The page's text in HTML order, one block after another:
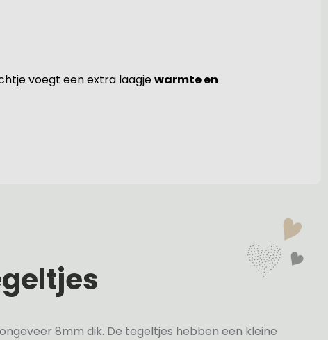
voegt een extra laagjewarmte en
8mm dik. De tegeltjes hebben een kleine